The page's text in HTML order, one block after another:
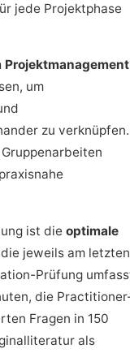
jede Projektphase
um
zu verknüpfen.
ist die optimale
die jeweils am letzten
Prüfung
die
Fragen in 150
als